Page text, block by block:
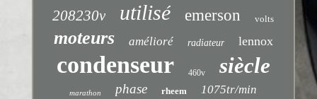
208230v utilisé emerson volts
moteurs amélioré radiateur lennox
condenseur 460v siècle
marathon phase rheem 1075tr/min